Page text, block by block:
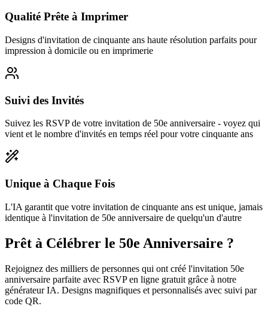
Qualité Prête à Imprimer
Designs d'invitation de cinquante ans haute résolution parfaits pour
impression à domicile ou en imprimerie
Suivi des Invités
Suivez les RSVP de votre invitation de 50e anniversaire - voyez qui
vient et le nombre d'invités en temps réel pour votre cinquante ans
Unique à Chaque Fois
L'IA garantit que votre invitation de cinquante ans est unique, jamais
identique à l'invitation de 50e anniversaire de quelqu'un d'autre
Prêt à Célébrer le 50e Anniversaire ?
Rejoignez des milliers de personnes qui ont créé l'invitation 50e
anniversaire parfaite avec RSVP en ligne gratuit grâce à notre
générateur IA. Designs magnifiques et personnalisés avec suivi par
code QR.